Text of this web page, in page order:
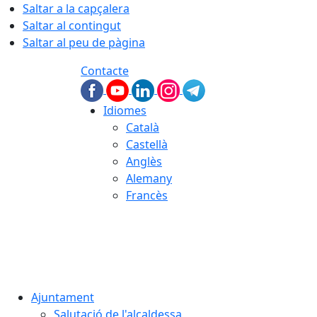
Saltar a la capçalera
Saltar al contingut
Saltar al peu de pàgina
Contacte
Idiomes
Català
Castellà
Anglès
Alemany
Francès
Ajuntament